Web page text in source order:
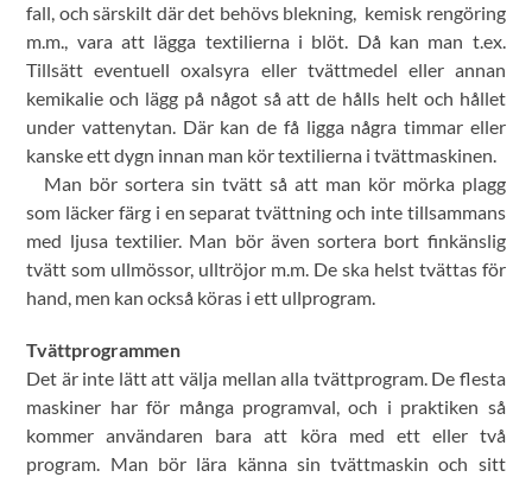
fall, och särskilt där det behövs blekning, kemisk rengöring
m.m., vara att lägga textilierna i blöt. Då kan man t.ex.
Tillsätt eventuell oxalsyra eller tvättmedel eller annan
kemikalie och lägg på något så att de hålls helt och hållet
under vattenytan. Där kan de få ligga några timmar eller
kanske ett dygn innan man kör textilierna i tvättmaskinen.
Man bör sortera sin tvätt så att man kör mörka plagg
som läcker färg i en separat tvättning och inte tillsammans
med ljusa textilier. Man bör även sortera bort finkänslig
tvätt som ullmössor, ulltröjor m.m. De ska helst tvättas för
hand, men kan också köras i ett ullprogram.
Tvättprogrammen
Det är inte lätt att välja mellan alla tvättprogram. De flesta
maskiner har för många programval, och i praktiken så
kommer användaren bara att köra med ett eller två
program. Man bör lära känna sin tvättmaskin och sitt